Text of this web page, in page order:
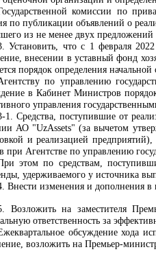
комиссии по
по публикации объявлений о
из не менее двух
Установить, что с 1 февраля
внесении в уставный фонд
порядок определения
по управлению
в Кабинет Министров
управления
1. Средства, поступившие от
АО "UzAssets" (за вычетом
и реализацией
при Агентстве по управлению
этом по средствам,
удерживаемого у источника
Внести изменения и дополнения в
Возложить на заместителя
ответственность за
обсуждение хода
возложить на Премьер-